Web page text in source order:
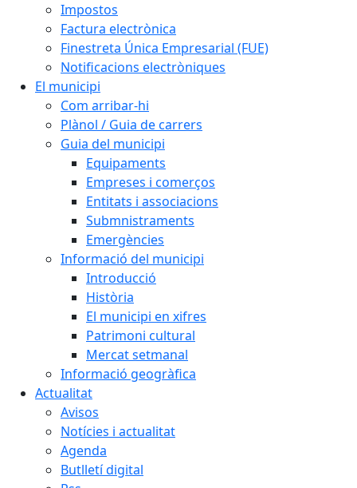
Impostos
Factura electrònica
Finestreta Única Empresarial (FUE)
Notificacions electròniques
El municipi
Com arribar-hi
Plànol / Guia de carrers
Guia del municipi
Equipaments
Empreses i comerços
Entitats i associacions
Submnistraments
Emergències
Informació del municipi
Introducció
Història
El municipi en xifres
Patrimoni cultural
Mercat setmanal
Informació geogràfica
Actualitat
Avisos
Notícies i actualitat
Agenda
Butlletí digital